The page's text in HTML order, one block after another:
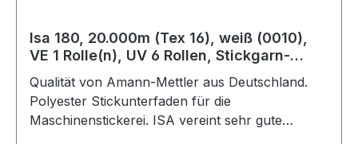
Isa 180, 20.000m (Tex 16), weiß (0010),
VE 1 Rolle(n), UV 6 Rollen, Stickgarn-
Unterfaden
Qualität von Amann-Mettler aus Deutschland.
Polyester Stickunterfaden für die
Maschinenstickerei. ISA vereint sehr gute